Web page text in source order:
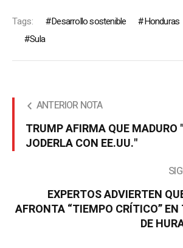
Tags: Desarrollo sostenible Honduras
Sula
ANTERIOR NOTA
TRUMP AFIRMA QUE MADURO
JODERLA CON EE.UU."
EXPERTOS ADVIERTEN
AFRONTA “TIEMPO CRÍTICO”
DE